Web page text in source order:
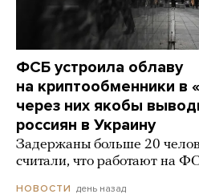
ФСБ устроила облаву
на криптообменники в
через них якобы
россиян в Украину
Задержаны больше 20
считали, что работают на
НОВОСТИ день назад